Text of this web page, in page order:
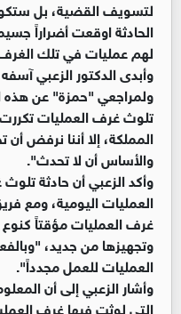
لتسويف القضية، بل
الحادثة اوقعت أضراراً
لهم عمليات في تلك
وأبدى الدكتور الزعبي
ولمراجعي "حمزة" عن هذه
تلوث غرف العمليات
المملكة، إلا أننا نرفض
والأساس أن لا تحدث".
وأكد الزعبي أن حادثة
العمليات اليومية، ومع
غرف العمليات مؤقتاً
وتجهيزها من جديد،
العمليات للعمل مجدداً".
وأشار الزعبي إلى أن
التي لوثت فيها غرف